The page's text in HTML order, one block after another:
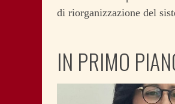
di riorganizzazione del
IN PRIMO